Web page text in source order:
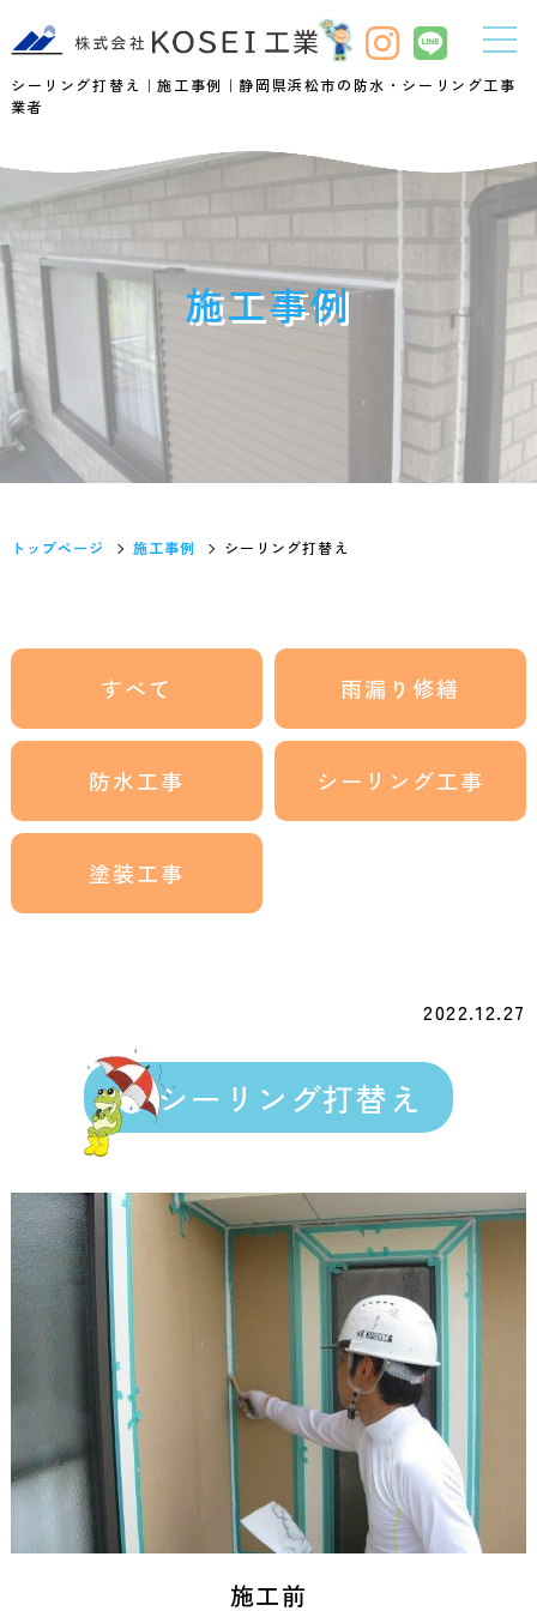
シーリング打替え｜施工事例｜静岡県浜松市の防水・シーリング工事
業者
施工事例
トップページ 施工事例 シーリング打替え
すべて 雨漏り修繕
防水工事 シーリング工事
塗装工事
2022.12.27
シーリング打替え
施工前